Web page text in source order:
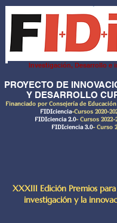
Investigación, Desarrollo e
PROYECTO DE
Y DESARROLLO
Financiado por Consejería de
FIDIciencia-Cursos 2020-
FIDIciencia 2.0- Cursos 2022-
FIDIciencia 3.0- Curso
XXXIII Edición Premios
investigación y la